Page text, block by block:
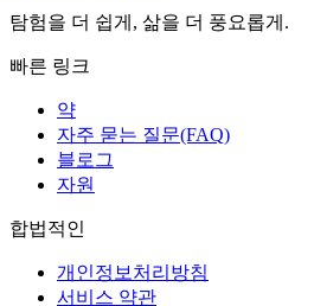
탐험을 더 쉽게, 삶을 더 풍요롭게.
빠른 링크
약
자주 묻는 질문(FAQ)
블로그
자원
합법적인
개인정보처리방침
서비스 약관